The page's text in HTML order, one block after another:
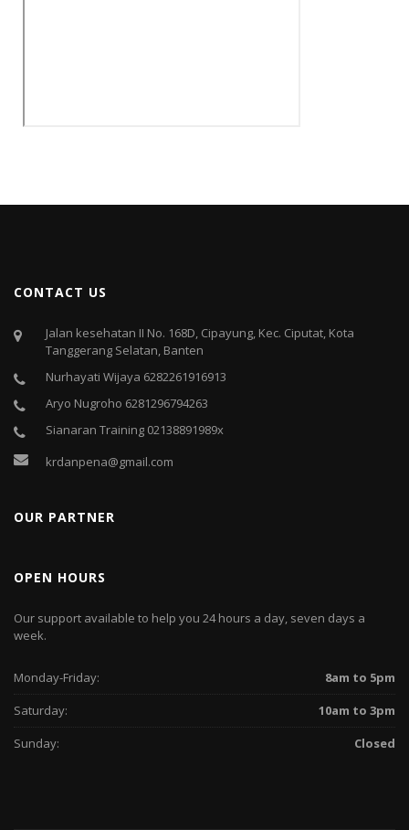
CONTACT US
Jalan kesehatan II No. 168D, Cipayung, Kec. Ciputat, Kota
Tanggerang Selatan, Banten
Nurhayati Wijaya 6282261916913
Aryo Nugroho 6281296794263
Sianaran Training 02138891989x
krdanpena@gmail.com
OUR PARTNER
OPEN HOURS
Our support available to help you 24 hours a day, seven days a
week.
Monday-Friday:
8am to 5pm
Saturday:
10am to 3pm
Sunday:
Closed